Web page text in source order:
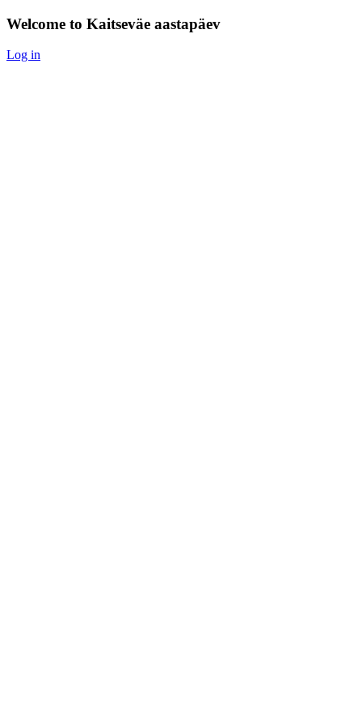
Welcome to Kaitseväe aastapäev
Log in